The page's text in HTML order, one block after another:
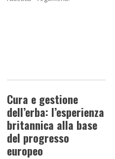
Cura e gestione
dell’erba: l’esperienza
britannica alla base
del progresso
europeo